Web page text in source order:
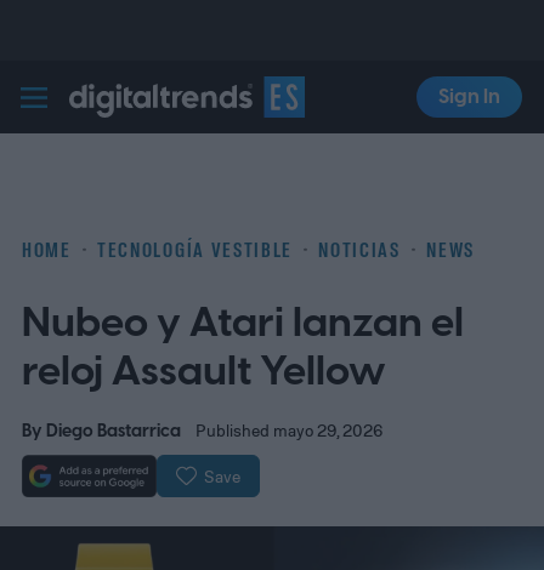
Digital Trends Español
Sign In
HOME TECNOLOGÍA VESTIBLE NOTICIAS NEWS
Nubeo y Atari lanzan el
reloj Assault Yellow
By Diego Bastarrica Published mayo 29, 2026
Save